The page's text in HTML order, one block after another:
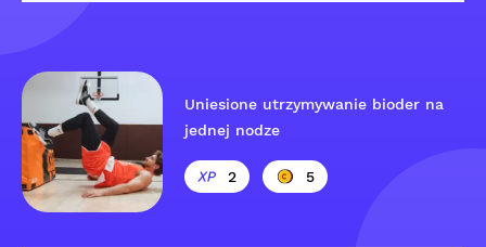
Uniesione utrzymywanie bioder na
jednej nodze
2 5